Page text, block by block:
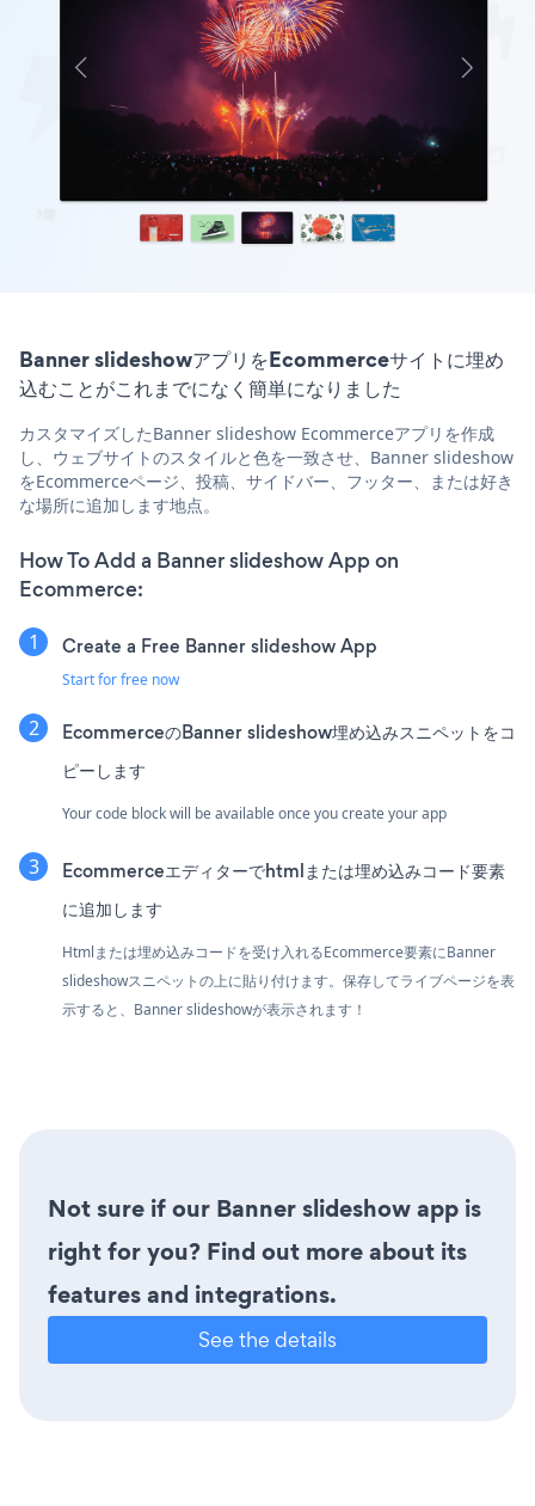
Banner slideshowアプリをEcommerceサイトに埋め
込むことがこれまでになく簡単になりました
カスタマイズしたBanner slideshow Ecommerceアプリを作成
し、ウェブサイトのスタイルと色を一致させ、Banner slideshow
をEcommerceページ、投稿、サイドバー、フッター、または好き
な場所に追加します地点。
How To Add a Banner slideshow App on
Ecommerce:
Create a Free Banner slideshow App
Start for free now
EcommerceのBanner slideshow埋め込みスニペットをコ
ピーします
Your code block will be available once you create your app
Ecommerceエディターでhtmlまたは埋め込みコード要素
に追加します
Htmlまたは埋め込みコードを受け入れるEcommerce要素にBanner
slideshowスニペットの上に貼り付けます。保存してライブページを表
示すると、Banner slideshowが表示されます！
Not sure if our Banner slideshow app is
right for you? Find out more about its
features and integrations.
See the details